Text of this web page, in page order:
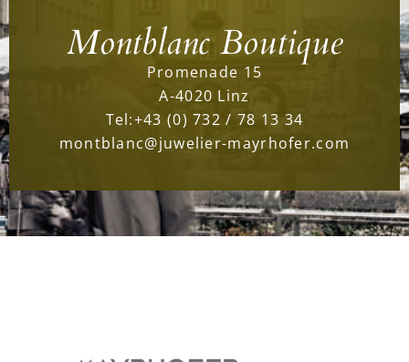
Montblanc Boutique
Promenade 15
A-4020 Linz
Tel:+43 (0) 732 / 78 13 34
montblanc@juwelier-mayrhofer.com